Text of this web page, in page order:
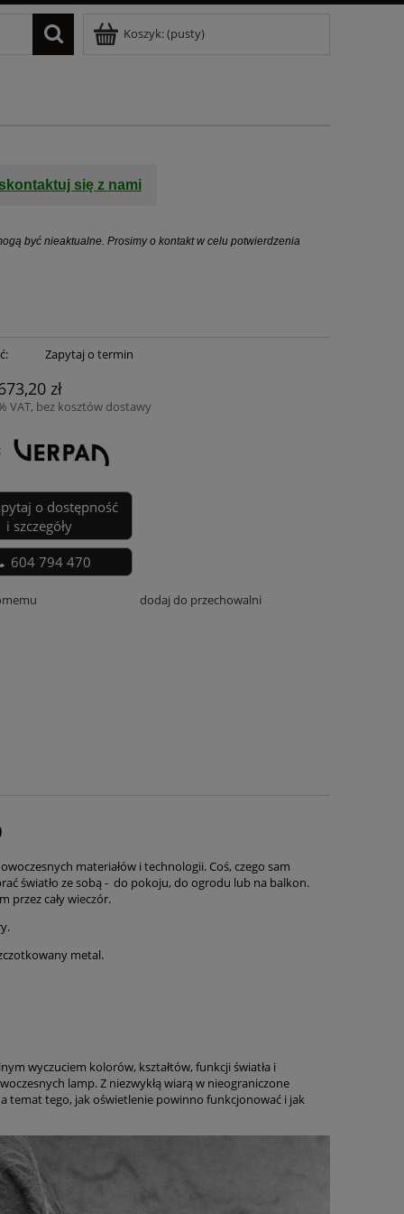
Koszyk:(pusty)
się z nami
być nieaktualne. Prosimy o kontakt w celu potwierdzenia
Zapytaj o termin
zł
VAT, bez kosztów dostawy
o dostępność
i szczegóły
604 794 470
dodaj do przechowalni
materiałów i technologii. Coś, czego sam
światło ze sobą - do pokoju, do ogrodu lub na balkon.
przez cały wieczór.
metal.
wyczuciem kolorów, kształtów, funkcji światła i
lamp. Z niezwykłą wiarą w nieograniczone
temat tego, jak oświetlenie powinno funkcjonować i jak